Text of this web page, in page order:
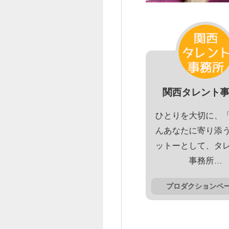
関西タレント
ひとりを大切に、
んあなたに寄り添
ットーとして、タ
事務所…
プロダクションペ